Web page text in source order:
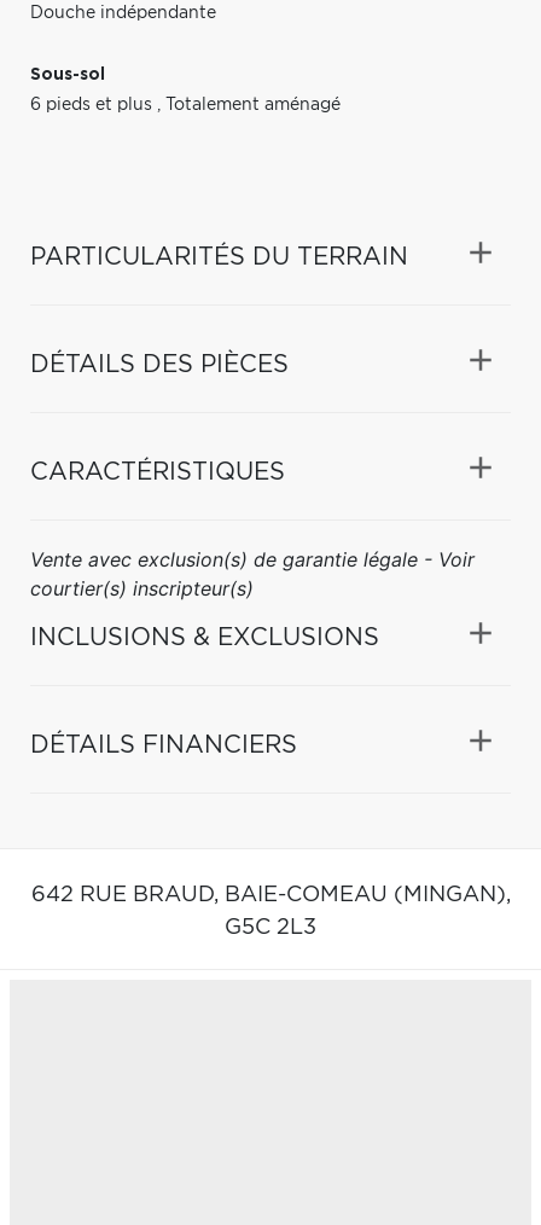
Douche indépendante
Sous-sol
6 pieds et plus , Totalement aménagé
PARTICULARITÉS DU TERRAIN
DÉTAILS DES PIÈCES
CARACTÉRISTIQUES
Vente avec exclusion(s) de garantie légale - Voir
courtier(s) inscripteur(s)
INCLUSIONS & EXCLUSIONS
DÉTAILS FINANCIERS
642 RUE BRAUD, BAIE-COMEAU (MINGAN),
G5C 2L3